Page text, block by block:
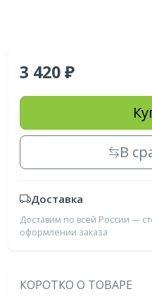
3 420
В
Доставка
Доставим по всей России —
оформлении заказа
КОРОТКО О ТОВАРЕ